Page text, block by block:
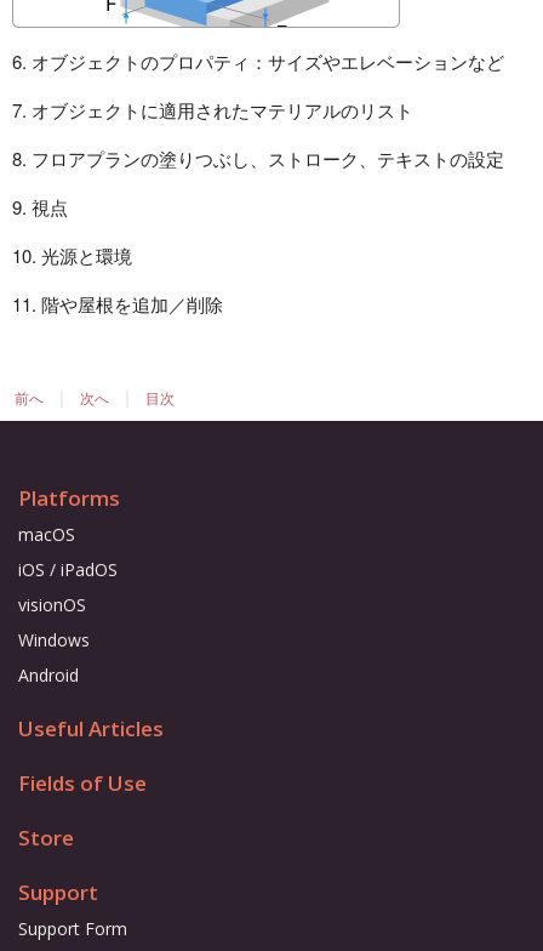
6. オブジェクトのプロパティ：サイズやエレベーションなど
7. オブジェクトに適用されたマテリアルのリスト
8. フロアプランの塗りつぶし、ストローク、テキストの設定
9. 視点
10. 光源と環境
11. 階や屋根を追加／削除
前へ 次へ 目次
Platforms
macOS
iOS / iPadOS
visionOS
Windows
Android
Useful Articles
Fields of Use
Store
Support
Support Form